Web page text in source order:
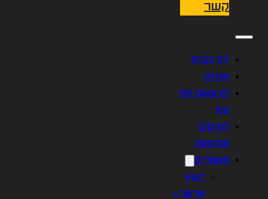
קשר
דף הבית
אודות
הרצאות וימי
עיון
קורסים
וסדנאות
מאמרים
ייעוץ
ארגוני +